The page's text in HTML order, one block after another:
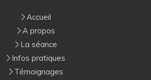
Accueil
A propos
La séance
Infos pratiques
Témoignages